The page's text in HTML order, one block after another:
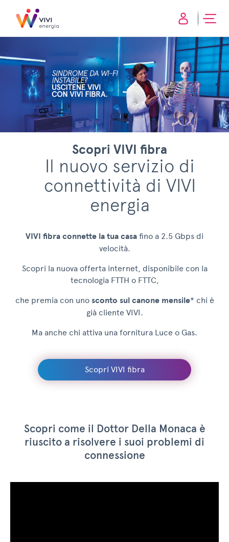
Scopri VIVI fibra
Il nuovo servizio di
connettività di VIVI
energia
VIVI fibra connette la tua casa fino a 2.5 Gbps di
velocità.
Scopri la nuova offerta internet, disponibile con la
tecnologia FTTH o FTTC,
che premia con uno sconto sul canone mensile* chi è
già cliente VIVI.
Ma anche chi attiva una fornitura Luce o Gas.
Scopri VIVI fibra
Scopri come il Dottor Della Monaca è
riuscito a risolvere i suoi problemi di
connessione